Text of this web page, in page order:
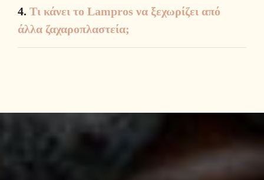
4. Τι κάνει το Lampros να ξεχωρίζει από
άλλα ζαχαροπλαστεία;